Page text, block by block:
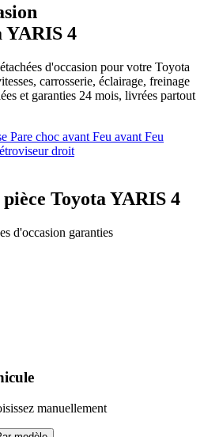
YARIS 4
d'occasion pour votre Toyota
carrosserie, éclairage, freinage
et garanties 24 mois, livrées partout
Pare choc avant Feu avant Feu
droit
Toyota YARIS 4
d'occasion garanties
manuellement